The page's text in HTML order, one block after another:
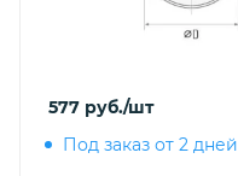
577 руб./шт
Под заказ от 2 дней